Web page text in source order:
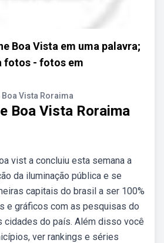
Boa Vista em uma palavra;
fotos - fotos em
Boa Vista Roraima
Boa Vista Roraima
vist a concluiu esta semana a
da iluminação pública e se
capitais do brasil a ser 100%
e gráficos com as pesquisas do
cidades do país. Além disso você
ver rankings e séries